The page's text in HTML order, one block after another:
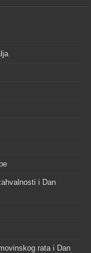
i Dan
rata i Dan